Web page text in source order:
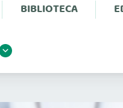
BIBLIOTECA